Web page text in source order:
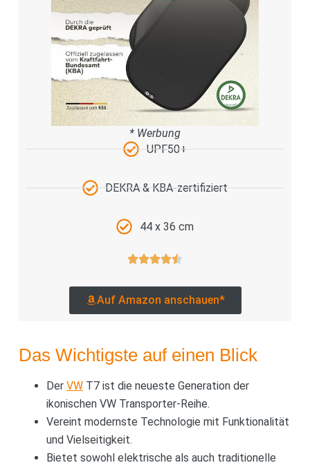
* Werbung
UPF50+
DEKRA & KBA-zertifiziert
44 x 36 cm
Auf Amazon anschauen*
Das Wichtigste auf einen Blick
Der VWT7 ist die neueste Generation der
ikonischen VW Transporter-Reihe.
Vereint modernste Technologie mit Funktionalität
und Vielseitigkeit.
Bietet sowohl elektrische als auch traditionelle